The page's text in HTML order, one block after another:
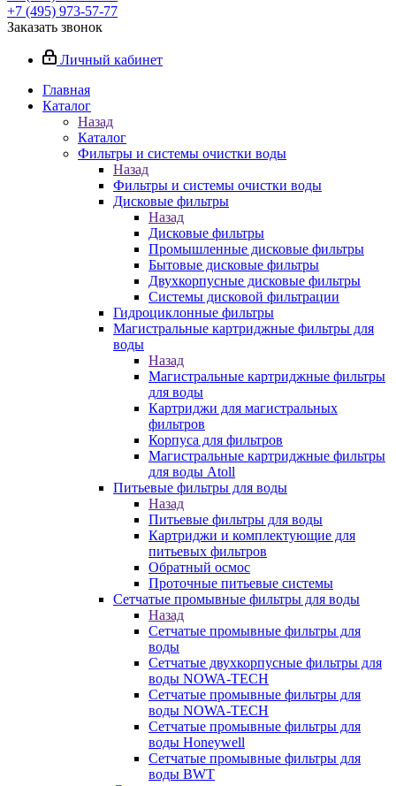
+7 (495) 973-57-77
Заказать звонок
Личный кабинет
Главная
Каталог
Назад
Каталог
Фильтры и системы очистки воды
Назад
Фильтры и системы очистки воды
Дисковые фильтры
Назад
Дисковые фильтры
Промышленные дисковые фильтры
Бытовые дисковые фильтры
Двухкорпусные дисковые фильтры
Системы дисковой фильтрации
Гидроциклонные фильтры
Магистральные картриджные фильтры для
воды
Назад
Магистральные картриджные фильтры
для воды
Картриджи для магистральных
фильтров
Корпуса для фильтров
Магистральные картриджные фильтры
для воды Atoll
Питьевые фильтры для воды
Назад
Питьевые фильтры для воды
Картриджи и комплектующие для
питьевых фильтров
Обратный осмос
Проточные питьевые системы
Сетчатые промывные фильтры для воды
Назад
Сетчатые промывные фильтры для
воды
Сетчатые двухкорпусные фильтры для
воды NOWA-TECH
Сетчатые промывные фильтры для
воды NOWA-TECH
Сетчатые промывные фильтры для
воды Honeywell
Сетчатые промывные фильтры для
воды BWT